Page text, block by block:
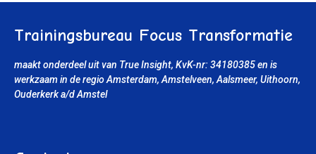
Trainingsbureau Focus Transformatie
maakt onderdeel uit van True Insight, KvK-nr: 34180385en is
werkzaam in de regio Amsterdam, Amstelveen, Aalsmeer, Uithoorn,
Ouderkerk a/d Amstel